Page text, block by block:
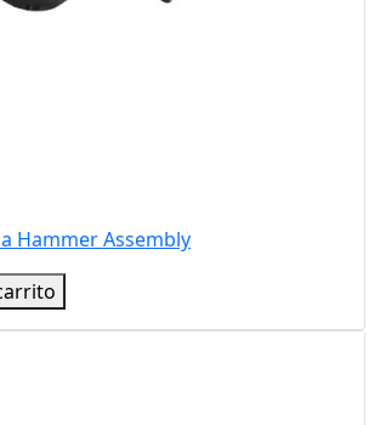
Hammer Assembly